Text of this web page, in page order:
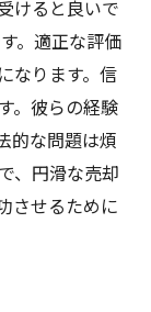
けると良いで
。適正な評価
なります。信
。彼らの経験
的な問題は煩
、円滑な売却
させるために